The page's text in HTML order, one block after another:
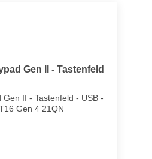
Gen II - Tastenfeld
II - Tastenfeld - USB -
Gen 4 21QN